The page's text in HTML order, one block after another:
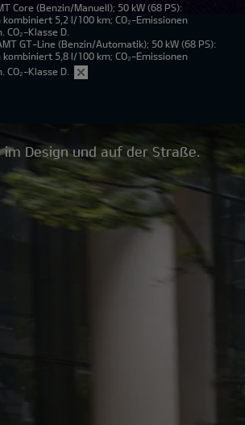
Core (Benzin/Manuell); 50 kW (68 PS):
5,2 l/100 km; CO₂-Emissionen
Klasse D.
GT-Line (Benzin/Automatik); 50 kW (68 PS):
5,8 l/100 km; CO₂-Emissionen
Klasse D.
im Design und auf der Straße.